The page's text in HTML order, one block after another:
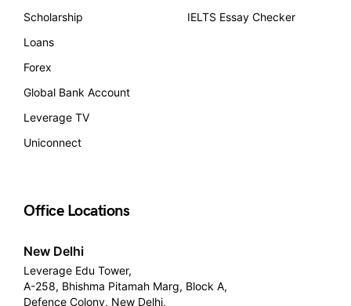
Scholarship
Loans
Forex
Global Bank Account
Leverage TV
Uniconnect
IELTS Essay Checker
Office Locations
New Delhi
Leverage Edu Tower,
A-258, Bhishma Pitamah Marg, Block A,
Defence Colony, New Delhi,